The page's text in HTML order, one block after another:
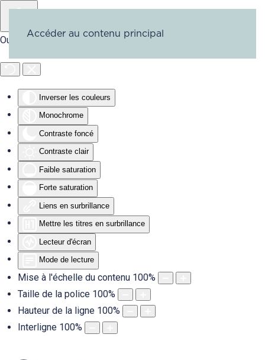
Outils d'accessibilité
Inverser les couleurs
Monochrome
Contraste foncé
Contraste clair
Faible saturation
Forte saturation
Liens en surbrillance
Mettre les titres en surbrillance
Lecteur d'écran
Mode de lecture
Mise à l'échelle du contenu 100%
Taille de la police 100%
Hauteur de la ligne 100%
Interligne 100%
Accéder au contenu principal